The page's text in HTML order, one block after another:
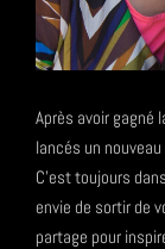
Après avoir gagné
lancés un nouveau
C'est toujours
envie de sortir de
partage pour